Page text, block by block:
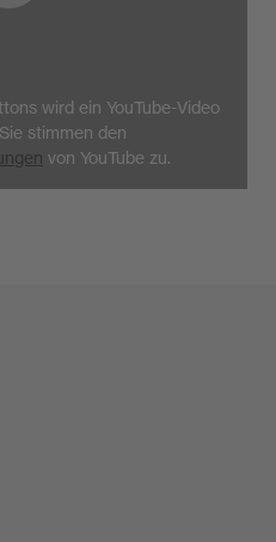
wird ein YouTube-Video
stimmen den
von YouTube zu.